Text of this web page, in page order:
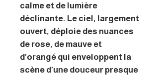
calme et de lumière
déclinante. Le ciel, largement
ouvert, déploie des nuances
de rose, de mauve et
d’orangé qui enveloppent la
scène d’une douceur presque